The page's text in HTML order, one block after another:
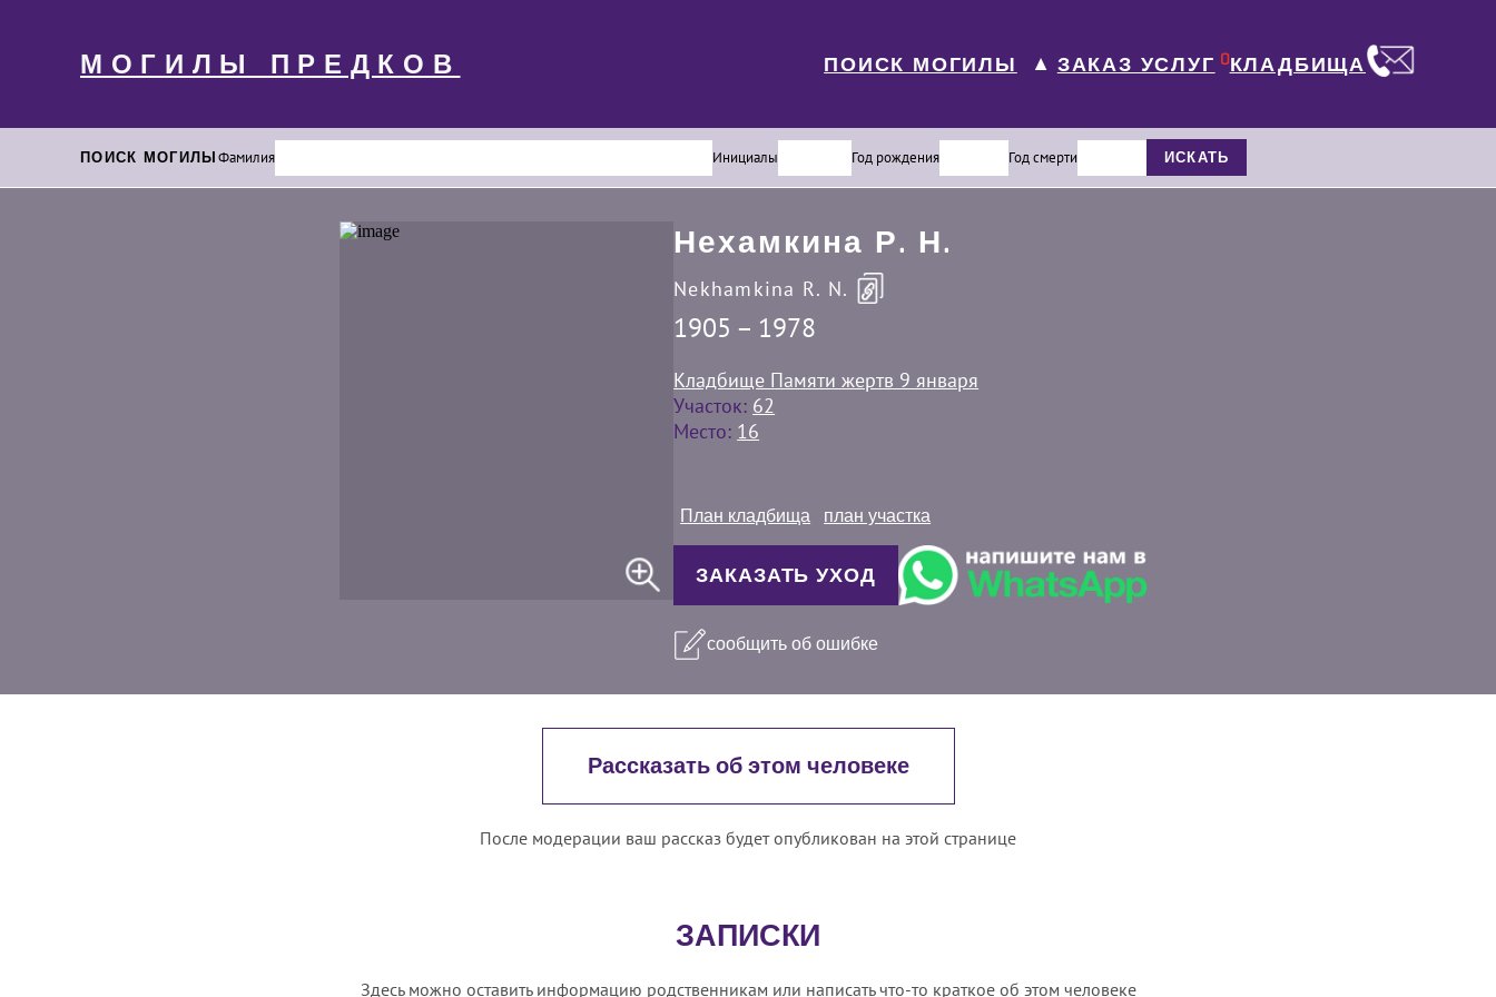
МОГИЛЫ ПРЕДКОВ ПОИСК МОГИЛЫ ▼ ЗАКАЗ УСЛУГ 0КЛАДБИЩА
ПОИСК МОГИЛЫФамилия Инициалы Год рождения Год смерти ИСКАТЬ
Нехамкина Р. Н.
Nekhamkina R. N.
1905 – 1978
Кладбище Памяти жертв 9 января
Участок: 62
Место: 16
План кладбища план участка
ЗАКАЗАТЬ УХОД
сообщить об ошибке
Рассказать об этом человеке
После модерации ваш рассказ будет опубликован на этой странице
ЗАПИСКИ
Здесь можно оставить информацию родственникам или написать что-то краткое об этом человеке